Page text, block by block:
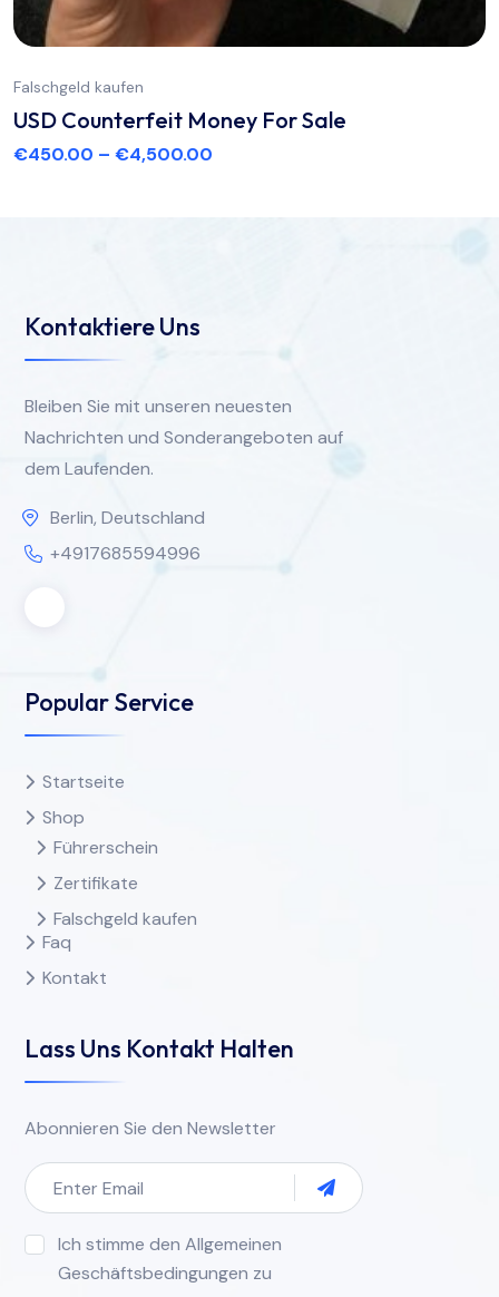
Falschgeld kaufen
USD Counterfeit Money For Sale
€450.00 – €4,500.00
Kontaktiere Uns
Bleiben Sie mit unseren neuesten
Nachrichten und Sonderangeboten auf
dem Laufenden.
Berlin, Deutschland
+4917685594996
Popular Service
Startseite
Shop
Führerschein
Zertifikate
Falschgeld kaufen
Faq
Kontakt
Lass Uns Kontakt Halten
Abonnieren Sie den Newsletter
Ich stimme den Allgemeinen
Geschäftsbedingungen zu